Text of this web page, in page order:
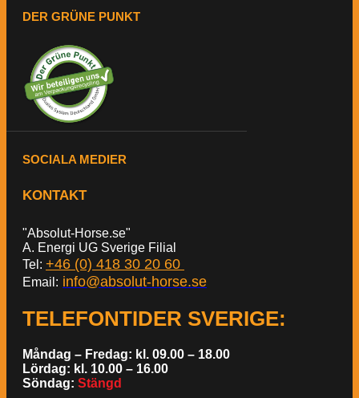
DER GRÜNE PUNKT
SOCIALA MEDIER
KONTAKT
"Absolut-Horse.se"
A. Energi UG Sverige Filial
Tel: +46 (0) 418 30 20 60
Email: info@absolut-horse.se
TELEFONTIDER SVERIGE:
Måndag – Fredag: kl. 09.00 – 18.00
Lördag: kl. 10.00 – 16.00
Söndag: Stängd